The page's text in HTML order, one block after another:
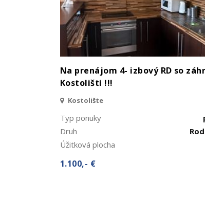
Na prenájom 4- izbový RD so
Kostolišti !!!
Kostolište
Typ ponuky
Druh
Úžitková plocha
1.100,- €